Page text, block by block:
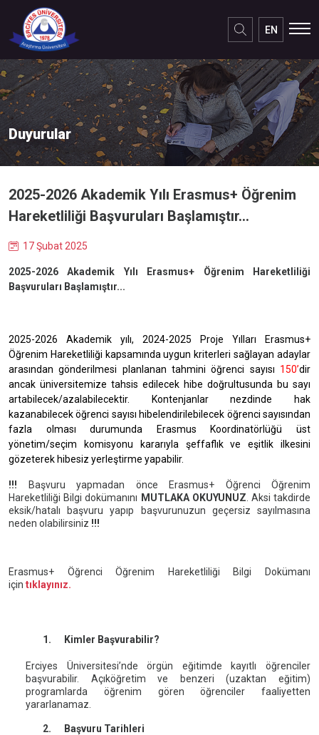
EN
Duyurular
2025-2026 Akademik Yılı Erasmus+ Öğrenim
Hareketliliği Başvuruları Başlamıştır...
17 Şubat 2025
2025-2026 Akademik Yılı Erasmus+ Öğrenim Hareketliliği
Başvuruları Başlamıştır...
2025-2026 Akademik yılı, 2024-2025 Proje Yılları Erasmus+
Öğrenim Hareketliliği kapsamında uygun kriterleri sağlayan adaylar
arasından gönderilmesi planlanan tahmini öğrenci sayısı 150’dir
ancak üniversitemize tahsis edilecek hibe doğrultusunda bu sayı
artabilecek/azalabilecektir. Kontenjanlar nezdinde hak
kazanabilecek öğrenci sayısı hibelendirilebilecek öğrenci sayısından
fazla olması durumunda Erasmus Koordinatörlüğü üst
yönetim/seçim komisyonu kararıyla şeffaflık ve eşitlik ilkesini
gözeterek hibesiz yerleştirme yapabilir.
!!!
Başvuru yapmadan önce Erasmus+ Öğrenci Öğrenim
Hareketliliği Bilgi dokümanını MUTLAKA OKUYUNUZ. Aksi takdirde
eksik/hatalı başvuru yapıp başvurunuzun geçersiz sayılmasına
neden olabilirsiniz !!!
Erasmus+ Öğrenci Öğrenim Hareketliliği Bilgi Dokümanı
için tıklayınız.
1. Kimler Başvurabilir?
Erciyes Üniversitesi’nde örgün eğitimde kayıtlı öğrenciler
başvurabilir. Açıköğretim ve benzeri (uzaktan eğitim)
programlarda öğrenim gören öğrenciler faaliyetten
yararlanamaz.
2. Başvuru Tarihleri